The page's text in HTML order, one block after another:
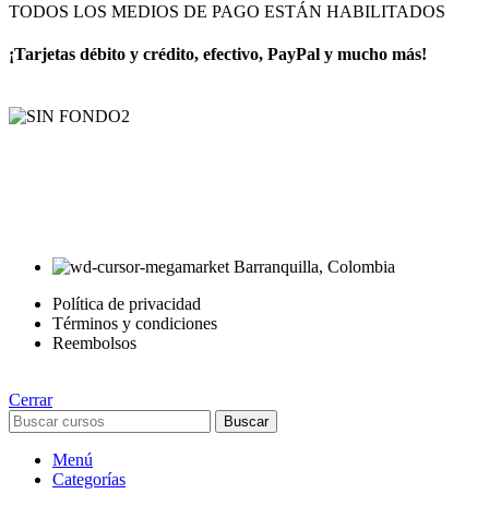
TODOS LOS MEDIOS DE PAGO ESTÁN HABILITADOS
¡Tarjetas débito y crédito, efectivo, PayPal y mucho más!
Barranquilla, Colombia
Política de privacidad
Términos y condiciones
Reembolsos
Cerrar
Buscar
Menú
Categorías